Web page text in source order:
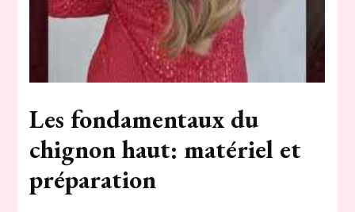
Les fondamentaux du
chignon haut: matériel et
préparation